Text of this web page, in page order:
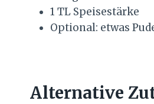
1 TL Speisestärke
Optional: etwas
Alternative